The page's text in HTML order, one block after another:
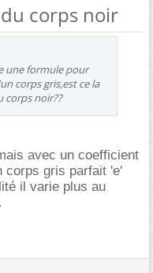
corps noir
une formule pour
corps gris,est ce la
corps noir??
avec un coefficient
corps gris parfait 'e'
il varie plus au